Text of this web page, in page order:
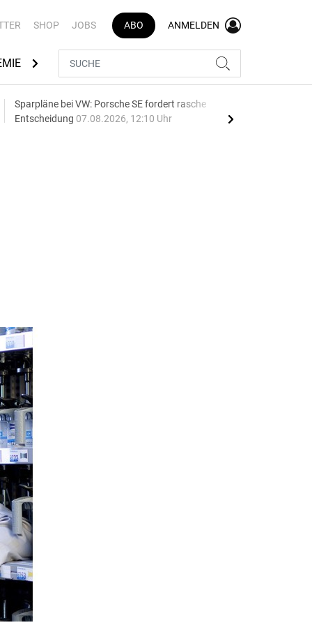
SHOP JOBS ABO ANMELDEN
AUTOMARKEN
Sparpläne bei VW: Porsche SE fordert rasche
Entscheidung 07.08.2026, 12:10 Uhr